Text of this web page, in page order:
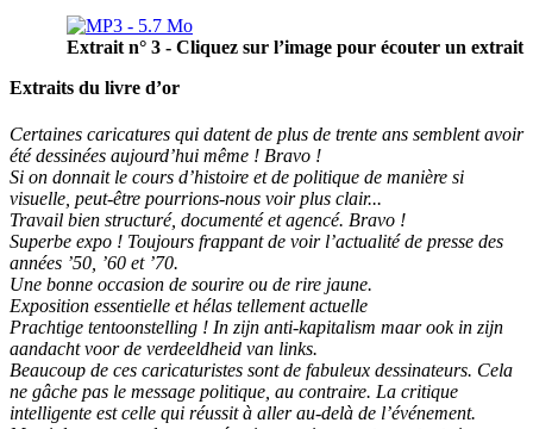
Extrait n° 3 - Cliquez sur l’image pour écouter un extrait
Extraits du livre d’or
Certaines caricatures qui datent de plus de trente ans semblent avoir
été dessinées aujourd’hui même ! Bravo !
Si on donnait le cours d’histoire et de politique de manière si
visuelle, peut-être pourrions-nous voir plus clair...
Travail bien structuré, documenté et agencé. Bravo !
Superbe expo ! Toujours frappant de voir l’actualité de presse des
années ’50, ’60 et ’70.
Une bonne occasion de sourire ou de rire jaune.
Exposition essentielle et hélas tellement actuelle
Prachtige tentoonstelling ! In zijn anti-kapitalism maar ook in zijn
aandacht voor de verdeeldheid van links.
Beaucoup de ces caricaturistes sont de fabuleux dessinateurs. Cela
ne gâche pas le message politique, au contraire. La critique
intelligente est celle qui réussit à aller au-delà de l’événement.